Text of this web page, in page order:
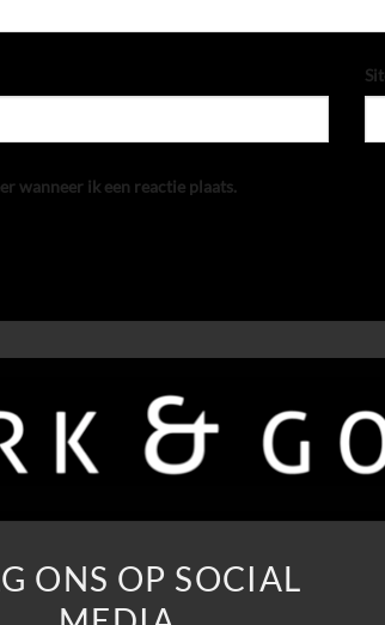
wanneer ik een reactie plaats.
ONS OP SOCIAL